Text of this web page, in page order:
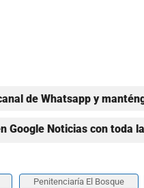
de Whatsapp y
Google Noticias con toda
Penitenciaría El Bosque